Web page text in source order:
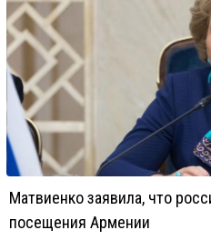
Матвиенко заявила, что
посещения Армении